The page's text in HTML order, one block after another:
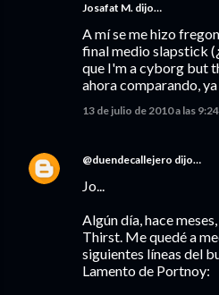
Josafat M. dijo…
A mí se me hizo
final medio slapstick
que I'm a cyborg but
ahora comparando, ya
13 de julio de 2010 a las
@duendecallejero dijo…
Jo...
Algún día, hace
Thirst. Me quedé a
siguientes líneas del
Lamento de Portnoy: